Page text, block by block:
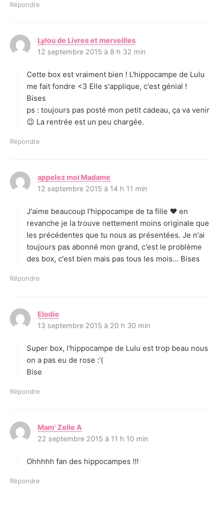
Répondre
Lylou de Livres et merveilles
i
:
12 septembre 2015 à 8 h 32 min
Cette box est vraiment bien ! L'hippocampe de Lulu
me fait fondre <3 Elle s'applique, c'est génial !
Bises
ps : toujours pas posté mon petit cadeau, ça va venir
😉 La rentrée est un peu chargée.
Répondre
appelez moi Madame
i
:
12 septembre 2015 à 14 h 11 min
J'aime beaucoup l'hippocampe de ta fille ♥ en
revanche je la trouve nettement moins originale que
les précédentes que tu nous as présentées. Je n'ai
toujours pas abonné mon grand, c'est le problème
des box, c'est bien mais pas tous les mois… Bises
Répondre
Elodie
i
:
13 septembre 2015 à 20 h 30 min
Super box, l'hippocampe de Lulu est trop beau nous
on a pas eu de rose :'(
Bise
Répondre
Mam' Zelle A
i
22 septembre 2015 à 11 h 10 min
Ohhhhh fan des hippocampes !!!
Répondre